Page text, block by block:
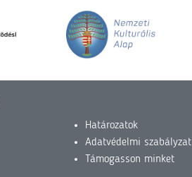
Határozatok
Adatvédelmi szabályzat
Támogasson minket